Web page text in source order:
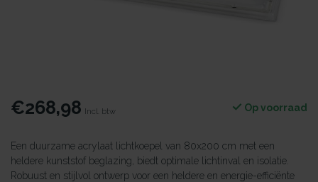
€268,98 Incl. btw Op voorraad
Een duurzame acrylaat lichtkoepel van 80x200 cm met een
heldere kunststof beglazing, biedt optimale lichtinval en isolatie.
Robuust en stijlvol ontwerp voor een heldere en energie-efficiënte